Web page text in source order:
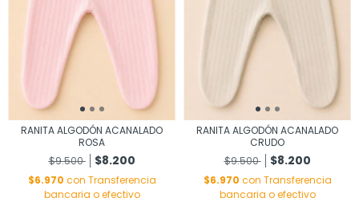
RANITA ALGODÓN ACANALADO
ROSA
$9.500
$8.200
$6.970 con Transferencia
bancaria o efectivo
RANITA ALGODÓN ACANALADO
CRUDO
$9.500
$8.200
$6.970 con Transferencia
bancaria o efectivo